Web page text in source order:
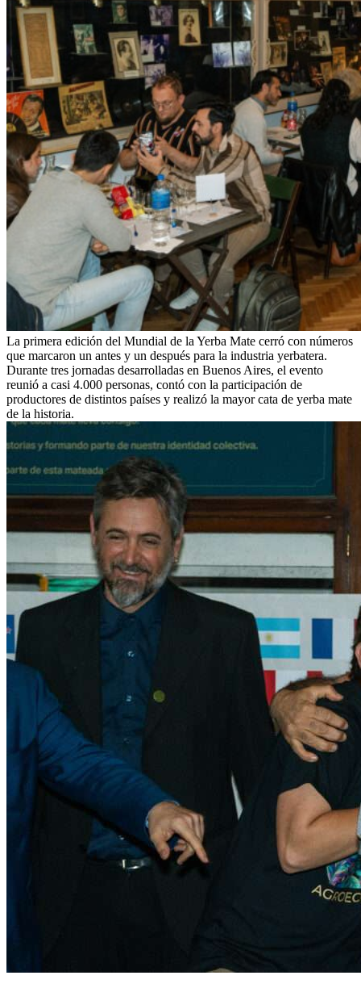
La primera edición del Mundial de la Yerba Mate cerró con números
que marcaron un antes y un después para la industria yerbatera.
Durante tres jornadas desarrolladas en Buenos Aires, el evento
reunió a casi 4.000 personas, contó con la participación de
productores de distintos países y realizó la mayor cata de yerba mate
de la historia.